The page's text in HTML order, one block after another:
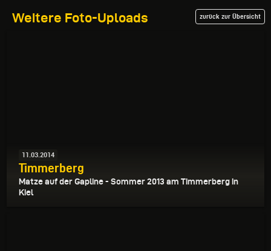
Weitere Foto-Uploads zurück zur Übersicht
11.03.2014
Timmerberg
Matze auf der Gapline - Sommer 2013 am Timmerberg in
Kiel